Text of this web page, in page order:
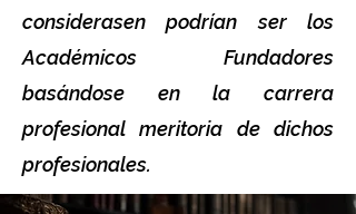
considerasen podrían ser los
Académicos Fundadores
basándose en la carrera
profesional meritoria de dichos
profesionales.